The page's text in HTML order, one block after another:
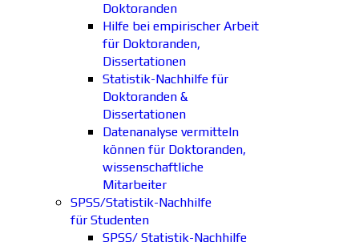
Doktoranden
Hilfe bei empirischer Arbeit
für Doktoranden,
Dissertationen
Statistik-Nachhilfe für
Doktoranden &
Dissertationen
Datenanalyse vermitteln
können für Doktoranden,
wissenschaftliche
Mitarbeiter
SPSS/Statistik-Nachhilfe
für Studenten
SPSS/ Statistik-Nachhilfe